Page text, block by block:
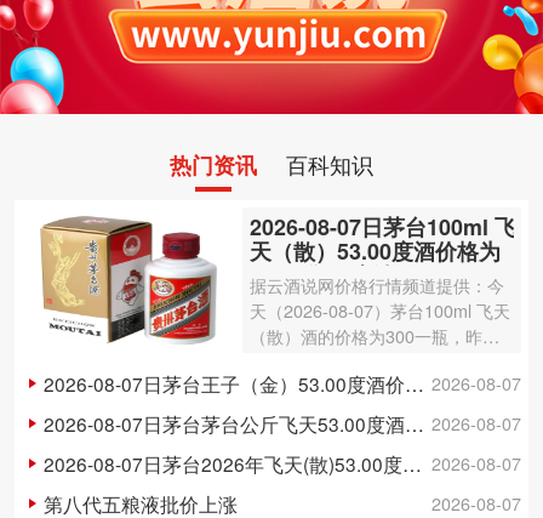
热门资讯 百科知识
2026-08-07日茅台100ml 飞
天（散）53.00度酒价格为
300一瓶，上涨 3元
据云酒说网价格行情频道提供：今
天（2026-08-07）茅台100ml 飞天
（散）酒的价格为300一瓶，昨日
00ml 飞天（散）酒容量为100ml，
酒精度数为53.00度。茅台酒除了年
份因素之外…
2026-08-07
2026-08-07日茅台王子（金）53.00度酒价格为148一瓶，下跌 5元
2026-08-07
2026-08-07日茅台茅台公斤飞天53.00度酒价格为3,250一瓶，下跌 20元
2026-08-07
2026-08-07日茅台2026年飞天(散)53.00度酒价格为1,700一瓶，上涨 5元
2026-08-07
第八代五粮液批价上涨